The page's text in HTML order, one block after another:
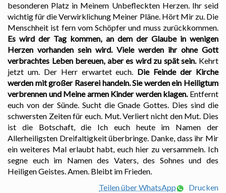
besonderen Platz in Meinem Unbefleckten Herzen. Ihr seid
wichtig für die Verwirklichung Meiner Pläne. Hört Mir zu. Die
Menschheit ist fern vom Schöpfer und muss zurückkommen.
Es wird der Tag kommen, an dem der Glaube in wenigen
Herzen vorhanden sein wird. Viele werden ihr ohne Gott
verbrachtes Leben bereuen, aber es wird zu spät sein.Kehrt
jetzt um. Der Herr erwartet euch. Die Feinde der Kirche
werden mit großer Raserei handeln. Sie werden ein Heiligtum
verbrennen und Meine armen Kinder werden klagen. Entfernt
euch von der Sünde. Sucht die Gnade Gottes. Dies sind die
schwersten Zeiten für euch. Mut. Verliert nicht den Mut. Dies
ist die Botschaft, die Ich euch heute im Namen der
Allerheiligsten Dreifaltigkeit überbringe. Danke, dass ihr Mir
ein weiteres Mal erlaubt habt, euch hier zu versammeln. Ich
segne euch im Namen des Vaters, des Sohnes und des
Heiligen Geistes. Amen. Bleibt im Frieden.
Teilen über WhatsApp
Drucken